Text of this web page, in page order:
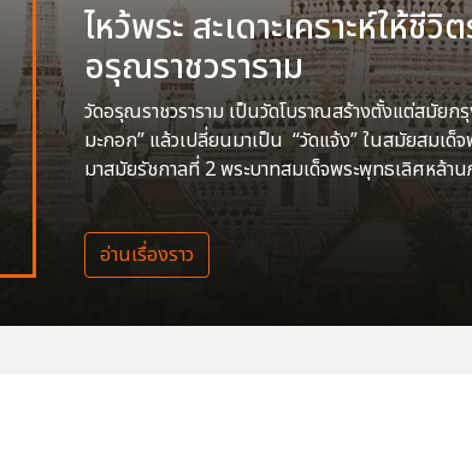
ไหว้พระ สะเดาะเคราะห์ให้ชี
อรุณราชวราราม
วัดอรุณราชวราราม เป็นวัดโบราณสร้างตั้งแต่สมัยกรุ
มะกอก” แล้วเปลี่ยนมาเป็น “วัดแจ้ง” ในสมัยสมเด็
มาสมัยรัชกาลที่ 2 พระบาทสมเด็จพระพุทธเลิศหล้าน
อ่านเรื่องราว